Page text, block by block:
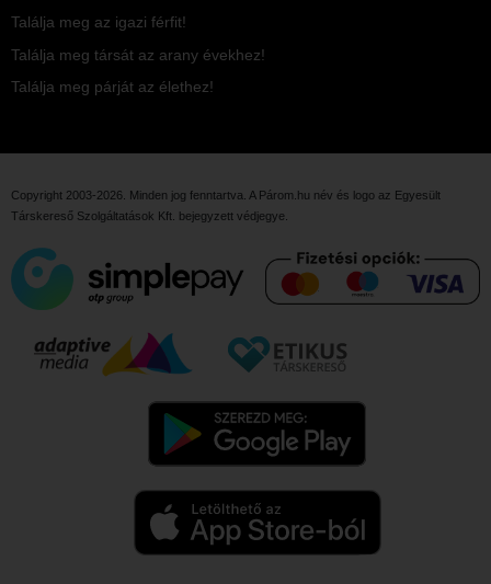
Találja meg az igazi férfit!
Találja meg társát az arany évekhez!
Találja meg párját az élethez!
Copyright 2003-2026. Minden jog fenntartva. A Párom.hu név és logo az Egyesült
Társkereső Szolgáltatások Kft.
bejegyzett védjegye.